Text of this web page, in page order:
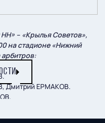
– «Крылья Советов»,
на стадионе «Нижний
Дмитрий ЕРМАКОВ.